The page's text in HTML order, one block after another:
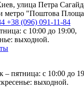
улица Петра
метро "Поштова
+38 (096) 091-11-84
с 10:00 до 19:00,
выходной.
– пятница: с 10:00 до
выходной.